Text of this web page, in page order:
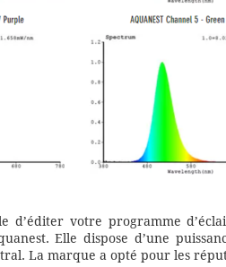
d’éditer votre programme
Elle dispose d’une
La marque a opté pour les